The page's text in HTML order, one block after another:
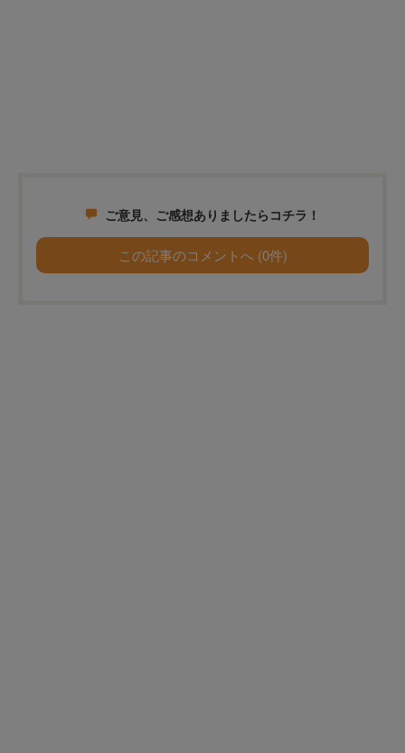
ご意見、ご感想ありましたらコチラ！
この記事のコメントへ (0件)